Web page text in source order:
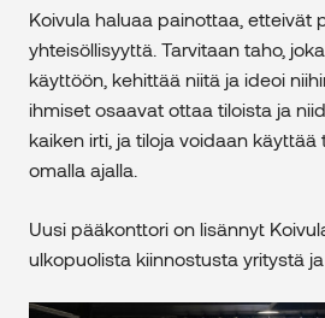
Koivula haluaa painottaa, etteivät
yhteisöllisyyttä. Tarvitaan taho,
käyttöön, kehittää niitä ja ideoi
ihmiset osaavat ottaa tiloista ja
kaiken irti, ja tiloja voidaan käyttää
omalla ajalla.
Uusi pääkonttori on lisännyt
ulkopuolista kiinnostusta yritystä